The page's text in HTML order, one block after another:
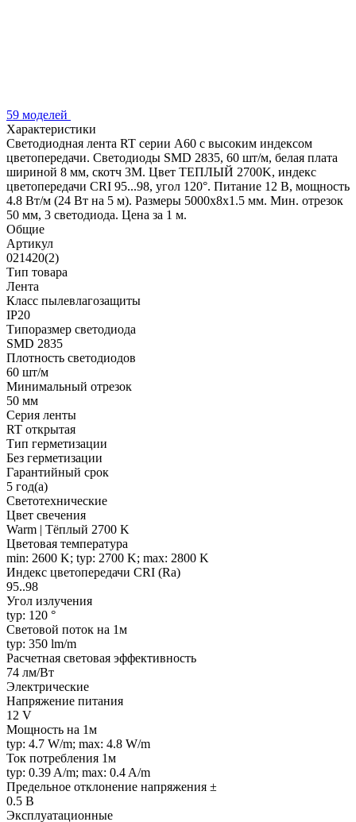
59 моделей
Характеристики
Светодиодная лента RT серии A60 с высоким индексом
цветопередачи. Светодиоды SMD 2835, 60 шт/м, белая плата
шириной 8 мм, скотч 3М. Цвет ТЕПЛЫЙ 2700K, индекс
цветопередачи CRI 95...98, угол 120°. Питание 12 В, мощность
4.8 Вт/м (24 Вт на 5 м). Размеры 5000х8х1.5 мм. Мин. отрезок
50 мм, 3 светодиода. Цена за 1 м.
Общие
Артикул
021420(2)
Тип товара
Лента
Класс пылевлагозащиты
IP20
Типоразмер светодиода
SMD 2835
Плотность светодиодов
60 шт/м
Минимальный отрезок
50 мм
Серия ленты
RT открытая
Тип герметизации
Без герметизации
Гарантийный срок
5 год(а)
Светотехнические
Цвет свечения
Warm | Тёплый 2700 K
Цветовая температура
min: 2600 K; typ: 2700 K; max: 2800 K
Индекс цветопередачи CRI (Ra)
95..98
Угол излучения
typ: 120 °
Световой поток на 1м
typ: 350 lm/m
Расчетная световая эффективность
74 лм/Вт
Электрические
Напряжение питания
12 V
Мощность на 1м
typ: 4.7 W/m; max: 4.8 W/m
Ток потребления 1м
typ: 0.39 A/m; max: 0.4 A/m
Предельное отклонение напряжения ±
0.5 В
Эксплуатационные